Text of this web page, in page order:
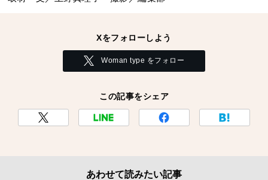
Xをフォローしよう
Woman type をフォロー
この記事をシェア
あわせて読みたい記事